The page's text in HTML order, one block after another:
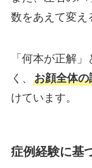
数をあえて変え
「何本が正解
く、 お顔全体
けています。
症例経験に基